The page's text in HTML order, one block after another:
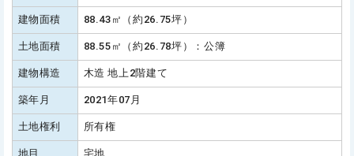
建物面積 88.43㎡（約26.75坪）
土地面積 88.55㎡（約26.78坪）：公簿
建物構造 木造 地上2階建て
築年月 2021年07月
土地権利 所有権
地目 宅地